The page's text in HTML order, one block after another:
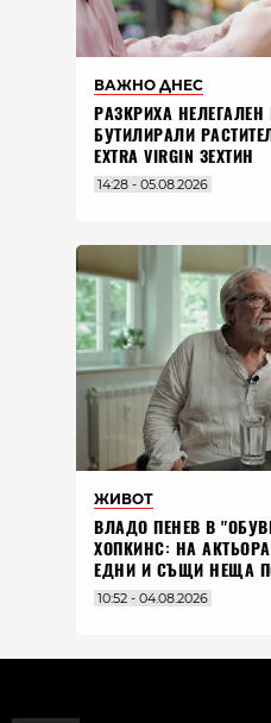
ВАЖНО ДНЕС
РАЗКРИХА
БУТИЛИРАЛИ
EXTRA VIRGIN ЗЕХТИН
14:28 - 05.08.2026
ЖИВОТ
ВЛАДO ПЕНЕВ В
ХОПКИНС: НА
ЕДНИ И СЪЩИ НЕЩА
10:52 - 04.08.2026